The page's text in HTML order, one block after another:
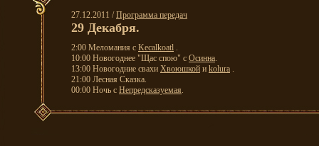
27.12.2011 /Программа передач
29 Декабря.
2:00 Меломания с Kecalkoatl .
10:00 Новогоднее "Щас спою" с Осинна.
13:00 Новогодние свахи Хвоюшкой и kolura .
21:00 Лесная Сказка.
00:00 Ночь с Непредсказуемая.